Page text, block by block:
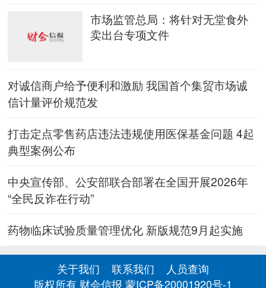
市场监管总局：将针对无堂食外
卖出台专项文件
对诚信商户给予便利和激励 我国首个集贸市场诚
信计量评价规范发
打击定点零售药店违法违规使用医保基金问题 4起
典型案例公布
中央宣传部、公安部联合部署在全国开展2026年
“全民反诈在行动”
药物临床试验质量管理优化 新版规范9月起实施
关于我们 联系我们
人员查询
版权所有 财会信报 蒙ICP备20001920号-1